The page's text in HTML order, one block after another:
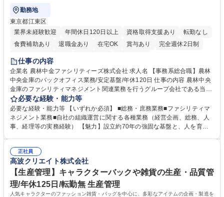
勤務地
東京都江東区
業界未経験歓迎
年間休日120日以上 資格取得支援あり
転勤なし
食費補助あり
退職金あり 在宅OK 賞与あり
完全週休2日制
インセンティブあり
仕事の内容
企業名 農林中金ファシリティーズ株式会社 求人名 【事務系総合職】農林
中央金庫のバックオフィス業務/安定基盤/年休120日 仕事の内容 農林中央
金庫のファシリティマネジメント関連業務を行うグループ会社である当社
にて、総務・庶務業務やファシリティマネジメントを行う事務系総合職を
募集いたします。 ■総務・庶務業務：外部委託先（外注先）や契約書の管
理、総務部門での管理業務、会計管理や決算業務、印刷物等の制作管理等
※親会社である農林中央金庫から受託した総務庶務業務 ■ファシリティマ
関する各種業務（経営企画、総務、人事、経理等） 募集職種 【事務系総
合職】農林中央金庫のバックオフィス業務/安定基盤/年休120日
必要な経験・能力等
必要な経験・能力等 【いずれか必須】 ■総務・庶務業務■ファシリティマ
ネジメント業務■自社の組織運営に関する各種業務（経営企画、総務、人
事、経理等の実務経験） 【魅力】設立約70年の強固な基盤と、人を育て
す。 また、業務がしっかりと基準化されており、中途入社でも質問しやす
く馴染みやすい和やかな社風です。さらに、簿記やファシリティマネジャ
ーなどの資格取得に向けた費用負担や報奨金制度が非常に手厚く、成長で
きる環境です。 学歴・資格 学歴：大学院 大学 高専 短大 語学力： 資格：
日商簿記検定2級
正社員
高波クリエイト株式会社
【生産管理】キャラクターバックや雑貨の生産・品質管
理/年休125日/転勤無 生産管理
人気キャラクターのファッション雑貨・バッグを中心に、多彩なアイテムの企画・製造を